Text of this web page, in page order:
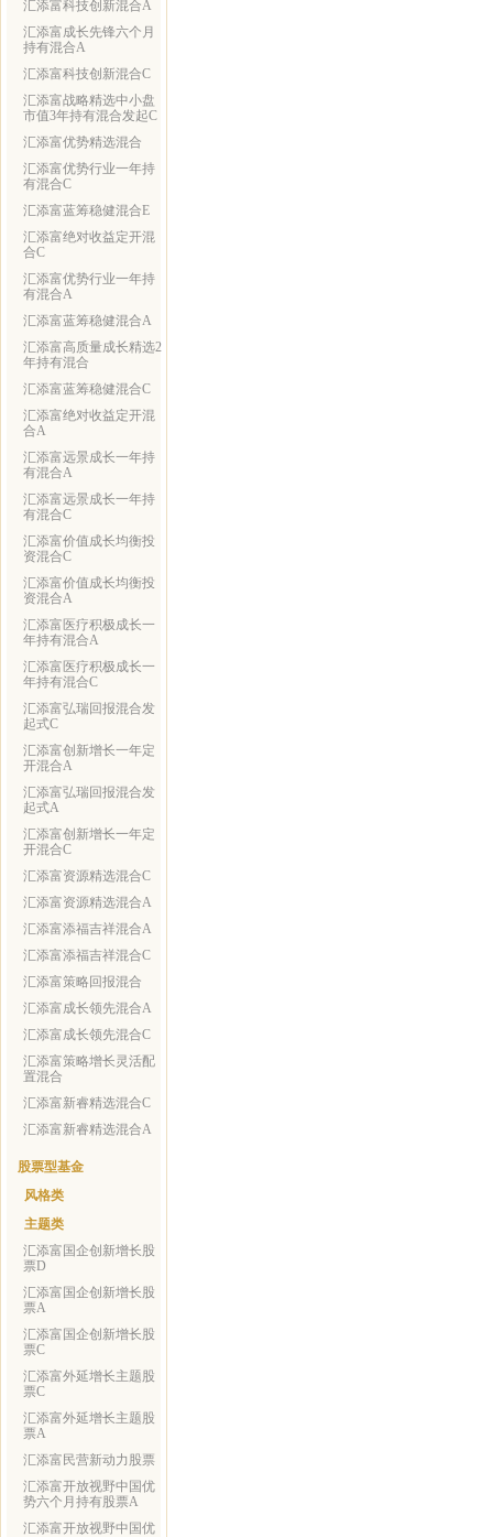
汇添富科技创新混合A
汇添富成长先锋六个月
持有混合A
汇添富科技创新混合C
汇添富战略精选中小盘
市值3年持有混合发起C
汇添富优势精选混合
汇添富优势行业一年持
有混合C
汇添富蓝筹稳健混合E
汇添富绝对收益定开混
合C
汇添富优势行业一年持
有混合A
汇添富蓝筹稳健混合A
汇添富高质量成长精选2
年持有混合
汇添富蓝筹稳健混合C
汇添富绝对收益定开混
合A
汇添富远景成长一年持
有混合A
汇添富远景成长一年持
有混合C
汇添富价值成长均衡投
资混合C
汇添富价值成长均衡投
资混合A
汇添富医疗积极成长一
年持有混合A
汇添富医疗积极成长一
年持有混合C
汇添富弘瑞回报混合发
起式C
汇添富创新增长一年定
开混合A
汇添富弘瑞回报混合发
起式A
汇添富创新增长一年定
开混合C
汇添富资源精选混合C
汇添富资源精选混合A
汇添富添福吉祥混合A
汇添富添福吉祥混合C
汇添富策略回报混合
汇添富成长领先混合A
汇添富成长领先混合C
汇添富策略增长灵活配
置混合
汇添富新睿精选混合C
汇添富新睿精选混合A
股票型基金
风格类
主题类
汇添富国企创新增长股
票D
汇添富国企创新增长股
票A
汇添富国企创新增长股
票C
汇添富外延增长主题股
票C
汇添富外延增长主题股
票A
汇添富民营新动力股票
汇添富开放视野中国优
势六个月持有股票A
汇添富开放视野中国优